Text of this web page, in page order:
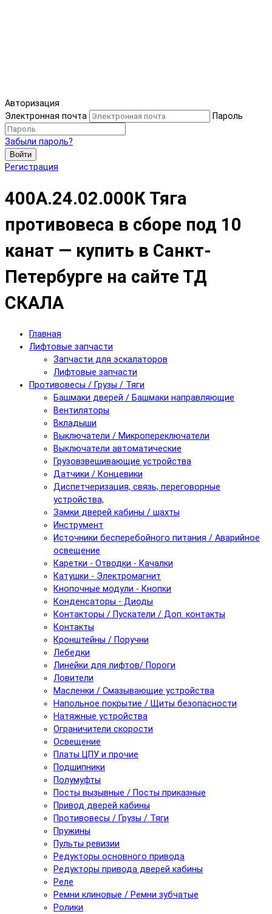
Авторизация
Электронная почта
Пароль
Забыли пароль?
Войти
Регистрация
400А.24.02.000К Тяга
противовеса в сборе под 10
канат — купить в Санкт-
Петербурге на сайте ТД
СКАЛА
Главная
Лифтовые запчасти
Запчасти для эскалаторов
Лифтовые запчасти
Противовесы / Грузы / Тяги
Башмаки дверей / Башмаки направляющие
Вентиляторы
Вкладыши
Выключатели / Микропереключатели
Выключатели автоматические
Грузовзвешивающие устройства
Датчики / Концевики
Диспетчеризация, связь, переговорные
устройства,
Замки дверей кабины / шахты
Инструмент
Источники бесперебойного питания / Аварийное
освещение
Каретки - Отводки - Качалки
Катушки - Электромагнит
Кнопочные модули - Кнопки
Конденсаторы - Диоды
Контакторы / Пускатели / Доп. контакты
Контакты
Кронштейны / Поручни
Лебедки
Линейки для лифтов/ Пороги
Ловители
Масленки / Смазывающие устройства
Напольное покрытие / Щиты безопасности
Натяжные устройства
Ограничители скорости
Освещение
Платы ЦПУ и прочие
Подшипники
Полумуфты
Посты вызывные / Посты приказные
Привод дверей кабины
Противовесы / Грузы / Тяги
Пружины
Пульты ревизии
Редукторы основного привода
Редукторы привода дверей кабины
Реле
Ремни клиновые / Ремни зубчатые
Ролики